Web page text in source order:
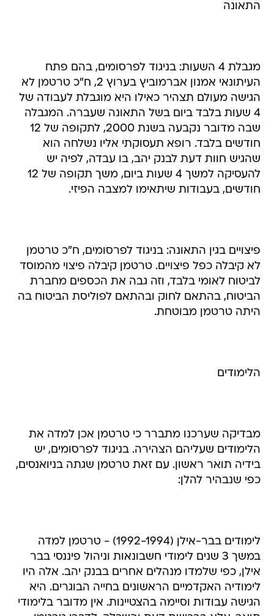
התאונה
מגבלת 4 השעות: בניגוד לפרסומים, בהם פתח
העיתונאי אמנון אברמוביץ בערוץ 2, ח"כ טרטמן לא
הגישה מעולם תצהיר כאילו היא מוגבלת לעבודה של
4 שעות בלבד ביום בשל התאונה שעברה. המגבלה
שבה מדובר נקבעה בשנת 2000, לתקופה של 12
חודשים בלבד. רופא תעסוקתי אליו נשלחה הוא
שהגיש חוות דעת לבנק יהב, בו עבדה, לפיה יש
להעסיקה למשך 4 שעות ביום, משך תקופה של 12
חודשים, בעבודות שיתאימו למצבה הפיזי.
פיצויים בגין התאונה: בניגוד לפרסומים, ח"כ טרטמן
לא קיבלה כפל פיצויים. טרטמן קיבלה פיצוי מהמוסד
לביטוח לאומי בלבד, וזה גבה את הכספים מחברת
הביטוח, בהתאם לחוק ובהתאם לפוליסת הביטוח בה
היתה טרטמן מבוטחת.
הלימודים
מבדיקה שערכנו מתברר כי טרטמן אכן למדה את
הלימודים שעליהם הצהירה. בניגוד לפרסומים, יש
בידיה תואר ראשון. עם זאת טרטמן שגתה בניואנסים,
כפי שנבהיר להלן:
לימודים בבר-אילן (1992-1994) - טרטמן למדה
במשך 3 שנים לימודי חשבונאות וניהול פיננסי בבר
אילן, כפי שלמדו מנהלים אחרים בבנק יהב. אלה היו
לימודיה האקדמיים הראשונים בחייה הבוגרים. היא
הגישה עבודות וסיימה בהצטיינות. אין מדובר בלימודי